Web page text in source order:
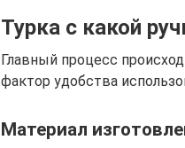
Турка с какой
Главный процесс
фактор удобства
Материал